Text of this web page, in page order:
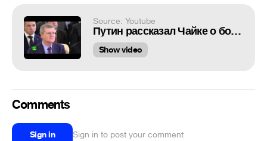
Source: Youtube
Путин рассказал Чайке о борьбе с коррупцией
Show video
Comments
Sign in Sign in to post your comment